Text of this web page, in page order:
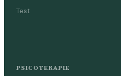
Test
PSICOTERAPIE